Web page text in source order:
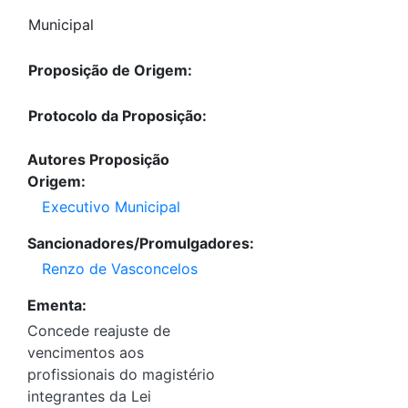
Municipal
Proposição de Origem:
Protocolo da Proposição:
Autores Proposição
Origem:
Executivo Municipal
Sancionadores/Promulgadores:
Renzo de Vasconcelos
Ementa:
Concede reajuste de
vencimentos aos
profissionais do magistério
integrantes da Lei